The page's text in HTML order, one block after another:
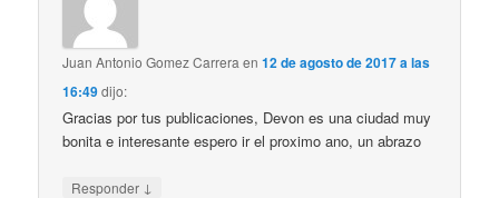
Juan Antonio Gomez Carrera en12 de agosto de 2017 a las
16:49dijo:
Gracias por tus publicaciones, Devon es una ciudad muy
bonita e interesante espero ir el proximo ano, un abrazo
Responder ↓